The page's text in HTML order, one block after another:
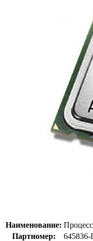
Наименование:
Партномер:
645836-